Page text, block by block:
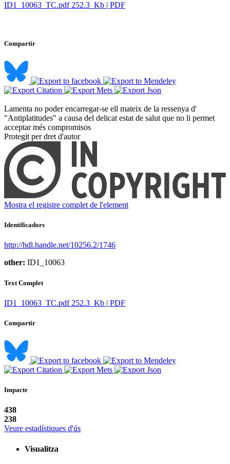
ID1_10063_TC.pdf 252.3 Kb | PDF
Compartir
Lamenta no poder encarregar-se ell mateix de la ressenya d'
"Antiplatitudes" a causa del delicat estat de salut que no li permet
acceptar més compromisos ​
Protegit per dret d'autor
Mostra el registre complet de l'element
Identificadors
http://hdl.handle.net/10256.2/1746
other: ID1_10063
Text Complet
ID1_10063_TC.pdf 252.3 Kb | PDF
Compartir
Impacte
438
238
Veure estadístiques d'ús
Visualitza